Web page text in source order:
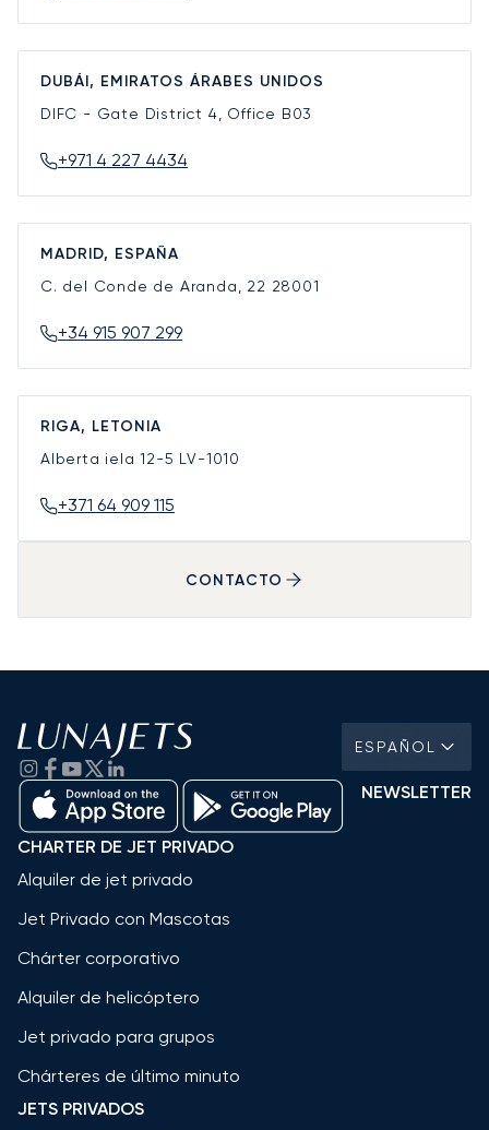
DUBÁI, EMIRATOS ÁRABES UNIDOS
DIFC - Gate District 4, Office B03
+971 4 227 4434
MADRID, ESPAÑA
C. del Conde de Aranda, 22 28001
+34 915 907 299
RIGA, LETONIA
Alberta iela 12-5 LV-1010
+371 64 909 115
CONTACTO
ESPAÑOL
NEWSLETTER
CHARTER DE JET PRIVADO
Alquiler de jet privado
Jet Privado con Mascotas
Chárter corporativo
Alquiler de helicóptero
Jet privado para grupos
Chárteres de último minuto
JETS PRIVADOS